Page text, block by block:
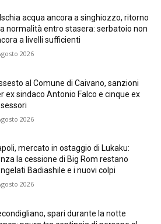
acqua ancora a singhiozzo, ritorno
normalità entro stasera: serbatoio non
a livelli sufficienti
2026
al Comune di Caivano, sanzioni
ex sindaco Antonio Falco e cinque ex
2026
mercato in ostaggio di Lukaku:
la cessione di Big Rom restano
Badiashile e i nuovi colpi
2026
spari durante la notte